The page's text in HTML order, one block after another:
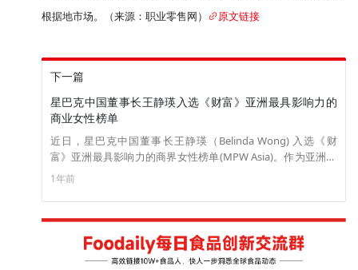
根据地市场。（来源：职业零售网）
原文链接
下一篇
星巴克中国董事长王静瑛入选《财富》亚洲最具影响力的
商业女性榜单
近日，星巴克中国董事长王静瑛（Belinda Wong) 入选《财
富》亚洲最具影响力的商界女性榜单(MPW Asia)。作为亚洲女
性商业领袖的权威排名，2024 年的榜单表彰了重新定义领导力
概念的杰出女性高管。她们改变公司，颠覆行业，推动实现增
长、创新、卓越的商业表现，更通过发挥影响力，激励她们的
团队、行业以及未来的商界领导者。（来源：职业零售网）
1年前